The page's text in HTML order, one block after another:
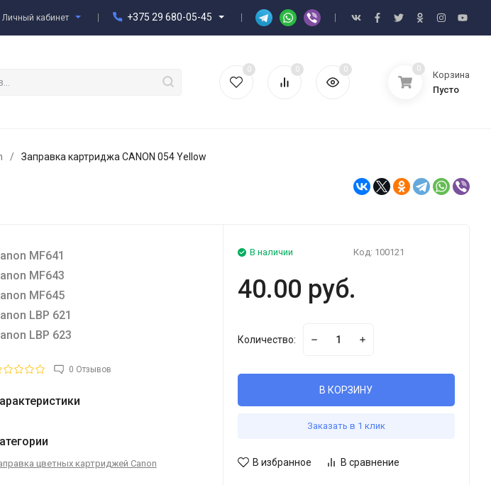
Личный кабинет +375 29 680-05-45
0 0 0 0
Корзина
Пусто
/ Заправка картриджа CANON 054 Yellow
MF641
MF643
MF645
LBP 621
LBP 623
0 Отзывов
цветных картриджей Canon
В наличии Код: 100121
40.00 руб.
Количество:
В КОРЗИНУ
Заказать в 1 клик
В избранное В сравнение